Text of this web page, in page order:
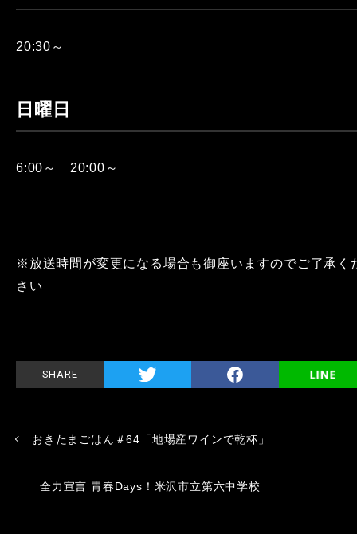
20:30～
日曜日
6:00～ 20:00～
※放送時間が変更になる場合も御座いますのでご了承く
さい
SHARE
おきたまごはん＃64「地場産ワインで乾杯」
全力宣言 青春Days！米沢市立第六中学校